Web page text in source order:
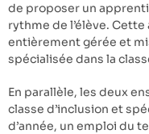
de proposer un
rythme de l’élève.
entièrement gérée et
spécialisée dans la
En parallèle, les deux
classe d’inclusion et
d’année, un emploi du